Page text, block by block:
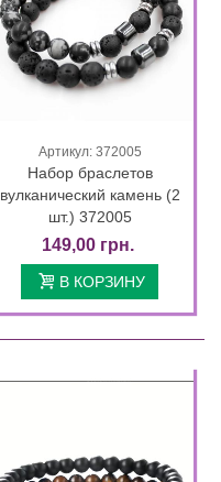
Артикул: 372005
Набор браслетов
вулканический камень (2
шт.) 372005
149,00 грн.
В КОРЗИНУ